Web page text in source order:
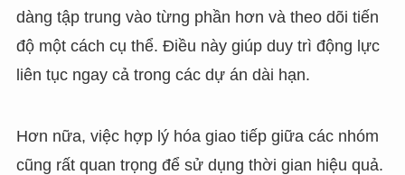
dàng tập trung vào từng phần hơn và theo dõi tiến
độ một cách cụ thể. Điều này giúp duy trì động lực
liên tục ngay cả trong các dự án dài hạn.
Hơn nữa, việc hợp lý hóa giao tiếp giữa các nhóm
cũng rất quan trọng để sử dụng thời gian hiệu quả.